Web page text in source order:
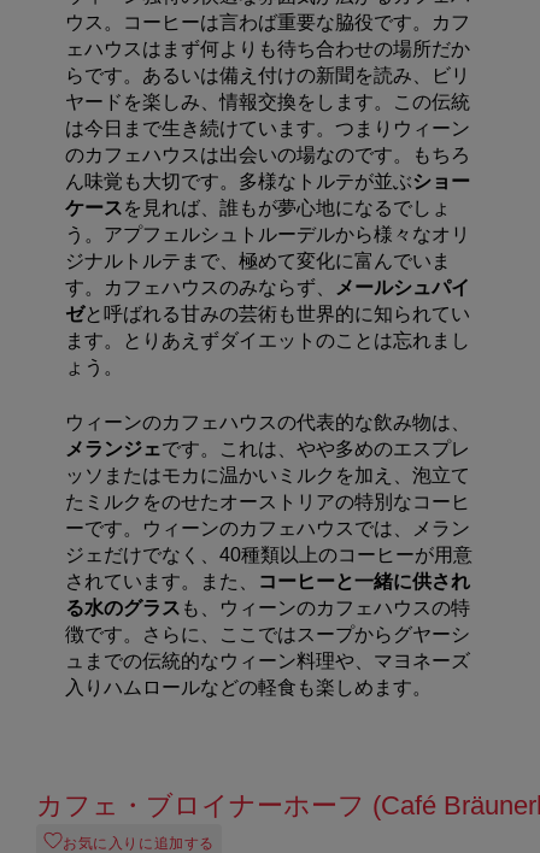
ウス。コーヒーは言わば重要な脇役です。カフ
ェハウスはまず何よりも待ち合わせの場所だか
らです。あるいは備え付けの新聞を読み、ビリ
ヤードを楽しみ、情報交換をします。この伝統
は今日まで生き続けています。つまりウィーン
のカフェハウスは出会いの場なのです。もちろ
ん味覚も大切です。多様なトルテが並ぶショー
ケース を見れば、誰もが夢心地になるでしょ
う。アプフェルシュトルーデルから様々なオリ
ジナルトルテまで、極めて変化に富んでいま
す。カフェハウスのみならず、
メールシュパイ
ゼと呼ばれる甘みの芸術も世界的に知られてい
ます。とりあえずダイエットのことは忘れまし
ょう。
ウィーンのカフェハウスの代表的な飲み物は、
メランジェです。これは、やや多めのエスプレ
ッソまたはモカに温かいミルクを加え、泡立て
たミルクをのせたオーストリアの特別なコーヒ
ーです。ウィーンのカフェハウスでは、メラン
ジェだけでなく、 40種類以上のコーヒーが用意
されています。また、
コーヒーと一緒に供され
る水のグラス も、ウィーンのカフェハウスの特
徴です。さらに、ここではスープからグヤーシ
ュまでの伝統的なウィーン料理や、マヨネーズ
入りハムロールなどの軽食も楽しめます。
カフェ・ブロイナーホーフ (Café
お気に入りに追加する